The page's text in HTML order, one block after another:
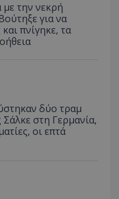
την νεκρή
για να
πνίγηκε, τα
δύο τραμ
στη Γερμανία,
οι επτά